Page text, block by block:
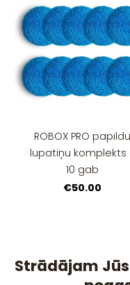
Strādājam
ROBOX PRO papildu
lupatiņu komplekts
10 gab
€50.00